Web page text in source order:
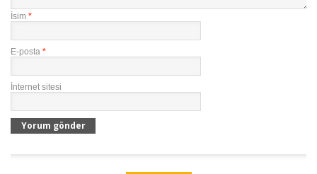
İsim *
E-posta *
İnternet sitesi